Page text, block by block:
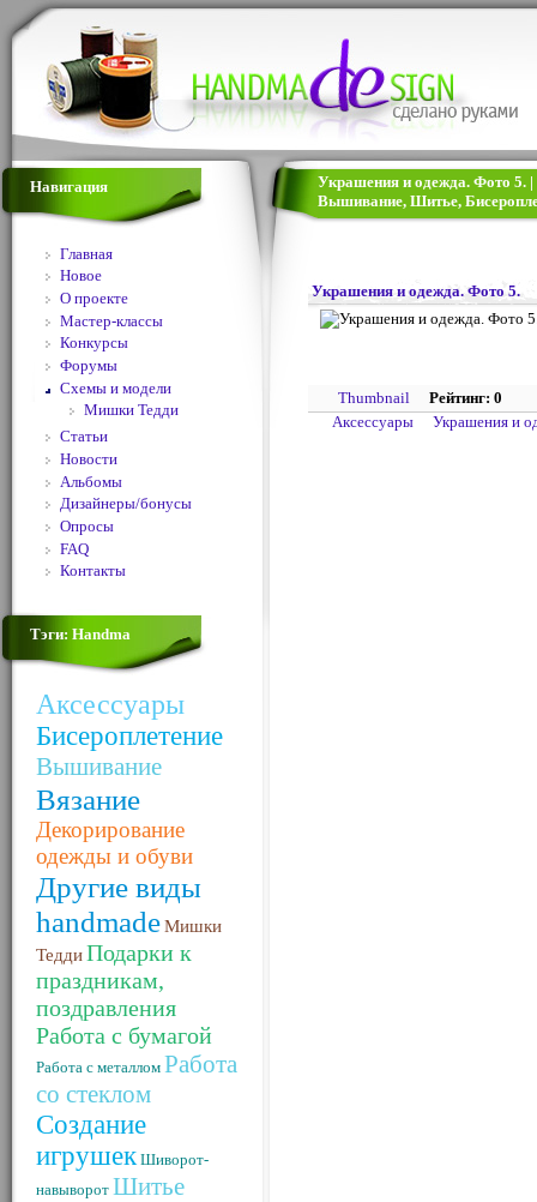
Навигация
Главная
Новое
О проекте
Мастер-классы
Конкурсы
Форумы
Схемы и модели
Мишки Тедди
Статьи
Новости
Альбомы
Дизайнеры/бонусы
Опросы
FAQ
Контакты
Тэги: Handma
Аксессуары
Бисероплетение
Вышивание
Вязание
Декорирование
одежды и обуви
Другие виды
handmadeМишки
ТеддиПодарки к
праздникам,
поздравления
Работа с бумагой
Работа с металлом Работа
со стеклом
Создание
игрушек Шиворот-
навыворот Шитье
Украшения и одежда. Фото 5. |
Вышивание, Шитье,
Украшения и одежда. Фото 5.
Thumbnail
Рейтинг: 0
Аксессуары
Украшения и